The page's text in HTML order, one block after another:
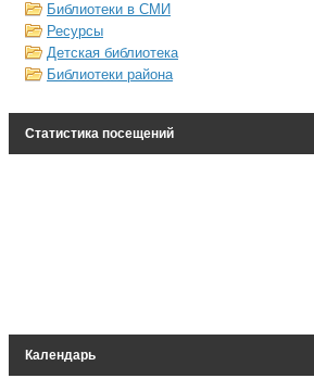
Библиотеки в СМИ
Ресурсы
Детская библиотека
Библиотеки района
Статистика посещений
Календарь